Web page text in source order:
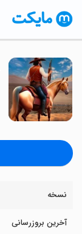
نسخه
آخرین بروزرسانی